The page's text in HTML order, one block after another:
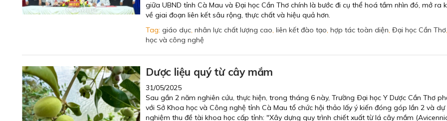
giữa UBND tỉnh Cà Mau và Ðại học Cần Thơ chính là bước đi cụ thể hoá tầm nhìn đó, mở ra
về giai đoạn liên kết sâu rộng, thực chất và hiệu quả hơn.
Tag: giáo dục, nhân lực chất lượng cao, liên kết đào tạo, hợp tác toàn diện, Đại học Cần Thơ,
học và công nghệ
Dược liệu quý từ cây mắm
31/05/2025
Sau gần 2 năm nghiên cứu, thực hiện, trong tháng 6 này, Trường Ðại học Y Dược Cần Thơ
với Sở Khoa học và Công nghệ tỉnh Cà Mau tổ chức hội thảo lấy ý kiến đóng góp lần 2 và dự
nghiệm thu đề tài khoa học cấp tỉnh: "Xây dựng quy trình chiết xuất từ lá cây mắm